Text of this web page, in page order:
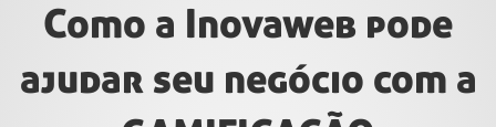
Como a Inovaweb pode
ajudar seu negócio com a